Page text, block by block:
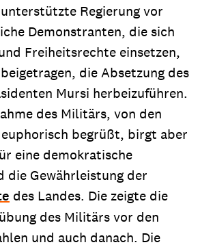
Regierung vor
Demonstranten, die sich
Freiheitsrechte einsetzen,
die Absetzung des
Mursi herbeizuführen.
des Militärs, von den
begrüßt, birgt aber
eine demokratische
die Gewährleistung der
des Landes. Die zeigte die
des Militärs vor den
und auch danach. Die